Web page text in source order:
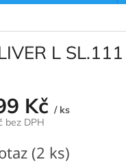
L SL.111
Kč / ks
bez DPH
(2 ks)